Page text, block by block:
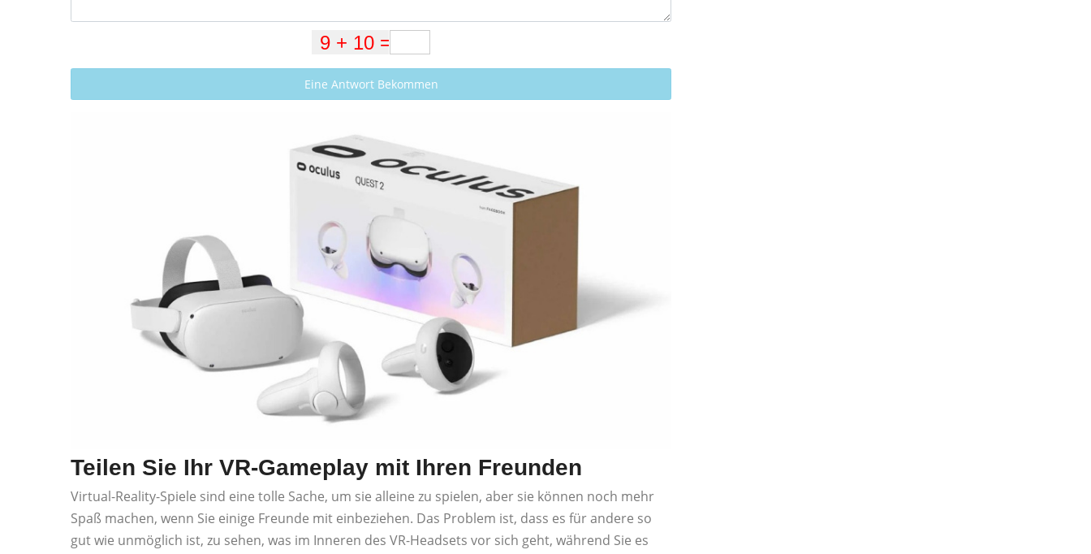
Eine Antwort Bekommen
Teilen Sie Ihr VR-Gameplay mit Ihren Freunden
Virtual-Reality-Spiele sind eine tolle Sache, um sie alleine zu spielen, aber sie können noch mehr
Spaß machen, wenn Sie einige Freunde mit einbeziehen. Das Problem ist, dass es für andere so
gut wie unmöglich ist, zu sehen, was im Inneren des VR-Headsets vor sich geht, während Sie es